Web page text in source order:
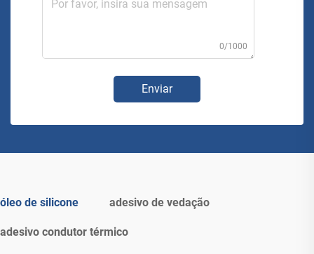
0/1000
Enviar
óleo de silicone adesivo de vedação
adesivo condutor térmico